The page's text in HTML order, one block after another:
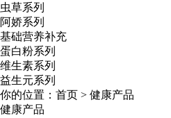
虫草系列
阿娇系列
基础营养补充
蛋白粉系列
维生素系列
益生元系列
你的位置： 首页 > 健康产品
健康产品